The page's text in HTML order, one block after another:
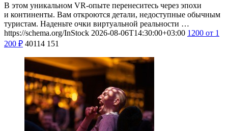
В этом уникальном VR-опыте перенеситесь через эпохи
и континенты. Вам откроются детали, недоступные обычным
туристам. Наденьте очки виртуальной реальности …
https://schema.org/InStock 2026-08-06T14:30:00+03:00 1200 от 1
200 ₽ 40114 151